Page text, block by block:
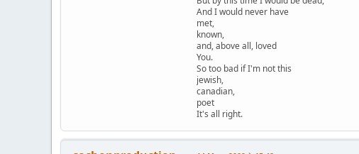
And I would never have
met,
known,
and, above all, loved
You.
So too bad if I'm not this
jewish,
canadian,
poet
It's all right.